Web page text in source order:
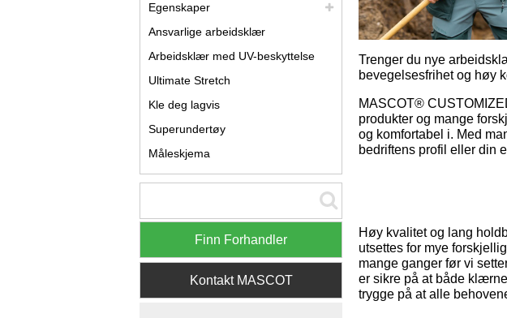
Trenger du nye
bevegelsesfrihet og høy
MASCOT®
produkter og mange
og komfortabel i. Med
bedriftens profil eller din
Høy kvalitet og lang
utsettes for mye
mange ganger før vi
er sikre på at både
trygge på at alle
Egenskaper
Ansvarlige arbeidsklær
Arbeidsklær med UV-beskyttelse
Ultimate Stretch
Kle deg lagvis
Superundertøy
Måleskjema
Finn Forhandler
Kontakt MASCOT